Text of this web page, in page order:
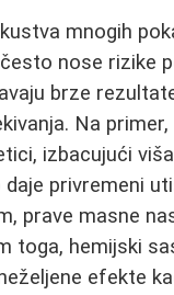
mnogih
nose rizike
brze
Na
izbacujući
privremeni
prave masne
toga, hemijski
efekte